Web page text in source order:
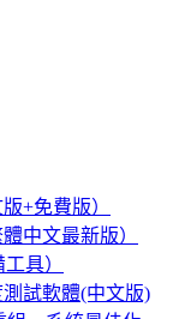
+免費版）
中文最新版）
具）
測試軟體(中文版)